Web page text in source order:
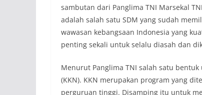
sambutan dari Panglima TNI Marsekal
adalah salah satu SDM yang sudah
wawasan kebangsaan Indonesia yang
penting sekali untuk selalu diasah dan
Menurut Panglima TNI salah satu
(KKN). KKN merupakan program yang
perguruan tinggi. Disamping itu untuk